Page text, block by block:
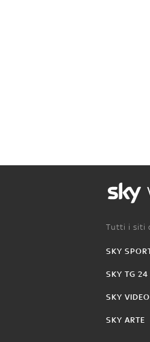
Tutti i siti
SKY
SKY TG 24
SKY VIDEO
SKY ARTE